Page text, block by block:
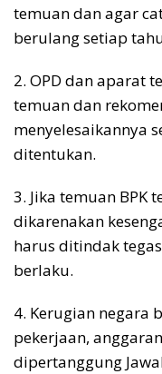
temuan dan agar
berulang setiap
2. OPD dan aparat
temuan dan
menyelesaikannya
ditentukan.
3. Jika temuan BPK
dikarenakan
harus ditindak
berlaku.
4. Kerugian negara
pekerjaan,
dipertanggung